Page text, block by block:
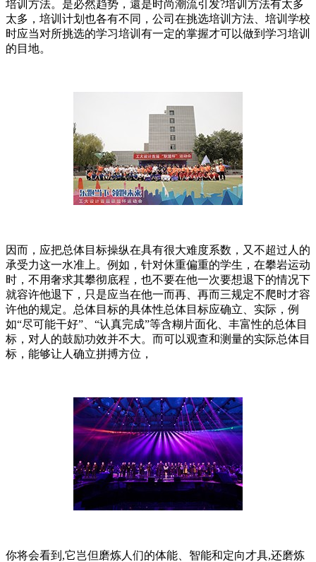
培训方法。是必然趋势，還是时尚潮流引发?培训方法有太多
太多，培训计划也各有不同，公司在挑选培训方法、培训学校
时应当对所挑选的学习培训有一定的掌握才可以做到学习培训
的目地。
因而，应把总体目标操纵在具有很大难度系数，又不超过人的
承受力这一水准上。例如，针对休重偏重的学生，在攀岩运动
时，不用奢求其攀彻底程，也不要在他一次要想退下的情况下
就容许他退下，只是应当在他一而再、再而三规定不爬时才容
许他的规定。总体目标的具体性总体目标应确立、实际，例
如“尽可能干好”、“认真完成”等含糊片面化、丰富性的总体目
标，对人的鼓励功效并不大。而可以观查和测量的实际总体目
标，能够让人确立拼搏方位，
你将会看到,它岂但磨炼人们的体能、智能和定向才具,还磨炼